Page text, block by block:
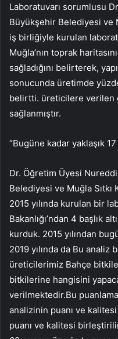
Laboratuvarı sorumlusu
Büyükşehir Belediyesi ve
iş birliğiyle kurulan
Muğla’nın toprak
sağladığını belirterek,
sonucunda üretimde
belirtti. üreticilere verilen
sağlanmıştır.
“Bugüne kadar yaklaşık
Dr. Öğretim Üyesi
Belediyesi ve Muğla
2015 yılında kurulan bir
Bakanlığı’ndan 4 başlık
kurduk. 2015 yılından
2019 yılında da Bu
üreticilerimiz Bahçe
bitkilerine hangisini
verilmektedir.Bu puanlama
analizinin puanı ve
puanı ve kalitesi